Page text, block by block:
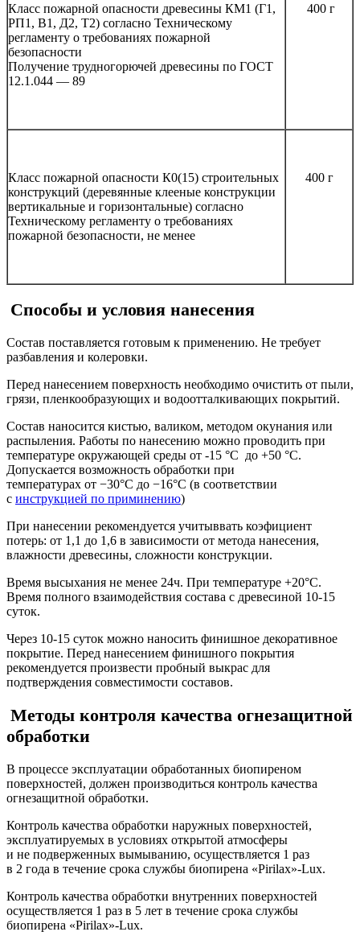
Класс пожарной опасности древесины КМ1 (Г1,
РП1, В1, Д2, Т2) согласно Техническому
регламенту о требованиях пожарной
безопасности
Получение трудногорючей древесины по ГОСТ
12.1.044 — 89
400 г
Класс пожарной опасности К0(15) строительных
конструкций (деревянные клееные конструкции
вертикальные и горизонтальные) согласно
Техническому регламенту о требованиях
пожарной безопасности, не менее
400 г
Способы и условия нанесения
Состав поставляется готовым к применению. Не требует
разбавления и колеровки.
Перед нанесением поверхность необходимо очистить от пыли,
грязи, пленкообразующих и водоотталкивающих покрытий.
Состав наносится кистью, валиком, методом окунания или
распыления. Работы по нанесению можно проводить при
температуре окружающей среды от -15 °С до +50 °С.
Допускается возможность обработки при
температурах от −30°С до −16°С (в соответствии
с инструкцией по приминению)
При нанесении рекомендуется учитыввать коэфициент
потерь: от 1,1 до 1,6 в зависимости от метода нанесения,
влажности древесины, сложности конструкции.
Время высыхания не менее 24ч. При температуре +20°С.
Время полного взаимодействия состава с древесиной 10-15
суток.
Через 10-15 суток можно наносить финишное декоративное
покрытие. Перед нанесением финишного покрытия
рекомендуется произвести пробный выкрас для
подтверждения совместимости составов.
Методы контроля качества огнезащитной
обработки
В процессе эксплуатации обработанных биопиреном
поверхностей, должен производиться контроль качества
огнезащитной обработки.
Контроль качества обработки наружных поверхностей,
эксплуатируемых в условиях открытой атмосферы
и не подверженных вымыванию, осуществляется 1 раз
в 2 года в течение срока службы биопирена «Pirilax»-Lux.
Контроль качества обработки внутренних поверхностей
осуществляется 1 раз в 5 лет в течение срока службы
биопирена «Pirilax»-Lux.